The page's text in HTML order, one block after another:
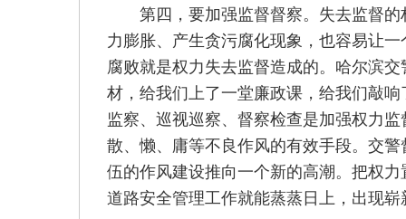
第四，要加强监督督察。失去监督的
力膨胀、产生贪污腐化现象，也容易让
腐败就是权力失去监督造成的。哈尔滨
材，给我们上了一堂廉政课，给我们敲
监察、巡视巡察、督察检查是加强权力
散、懒、庸等不良作风的有效手段。交
伍的作风建设推向一个新的高潮。把权
道路安全管理工作就能蒸蒸日上，出现崭